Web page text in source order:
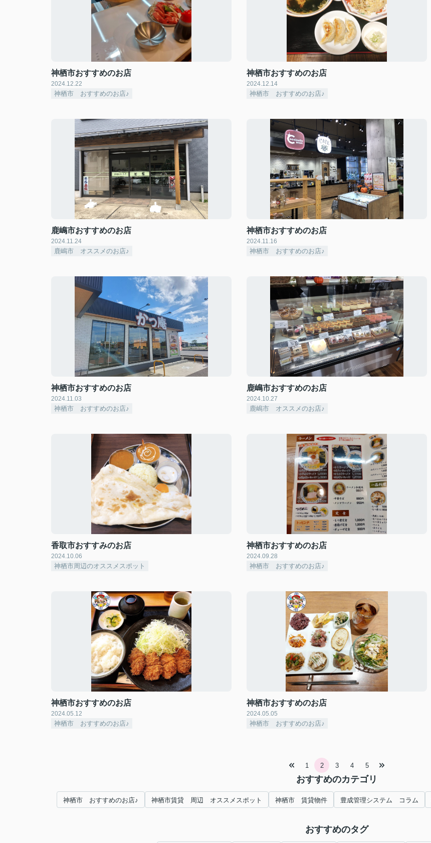
神栖市おすすめのお店
2024.12.22
神栖市 おすすめのお店♪
神栖市おすすめのお店
2024.12.14
神栖市 おすすめのお店♪
鹿嶋市おすすめのお店
2024.11.24
鹿嶋市 オススメのお店♪
神栖市おすすめのお店
2024.11.16
神栖市 おすすめのお店♪
神栖市おすすめのお店
2024.11.03
神栖市 おすすめのお店♪
鹿嶋市おすすめのお店
2024.10.27
鹿嶋市 オススメのお店♪
香取市おすすみのお店
2024.10.06
神栖市周辺のオススメスポット
神栖市おすすめのお店
2024.09.28
神栖市 おすすめのお店♪
神栖市おすすめのお店
2024.05.12
神栖市 おすすめのお店♪
神栖市おすすめのお店
2024.05.05
神栖市 おすすめのお店♪
1 2 3 4 5
おすすめのカテゴリ
神栖市 おすすめのお店♪ 神栖市賃貸 周辺 オススメスポット 神栖市 賃貸物件 豊成管理システム コラム
おすすめのタグ